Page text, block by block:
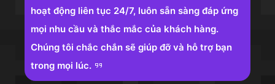
hoạt động liên tục 24/7, luôn sẵn sàng đáp ứng
mọi nhu cầu và thắc mắc của khách hàng.
Chúng tôi chắc chắn sẽ giúp đỡ và hỗ trợ bạn
trong mọi lúc.